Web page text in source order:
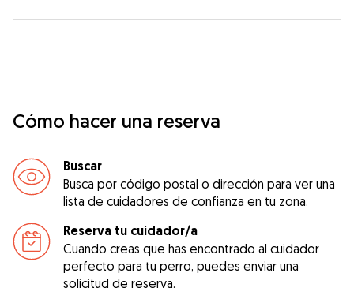
Cómo hacer una reserva
Buscar
Busca por código postal o dirección para ver una
lista de cuidadores de confianza en tu zona.
Reserva tu cuidador/a
Cuando creas que has encontrado al cuidador
perfecto para tu perro, puedes enviar una
solicitud de reserva.